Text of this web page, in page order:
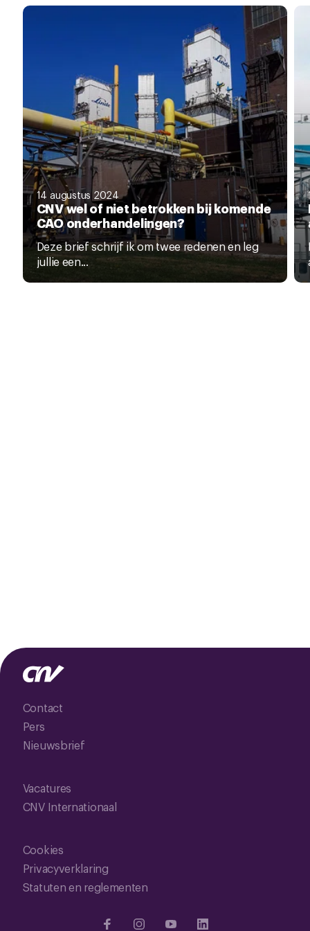
14 augustus 2024
CNV wel of niet betrokken bij komende
CAO onderhandelingen?
Deze brief schrijf ik om twee redenen en leg
jullie een...
Contact
Pers
Nieuwsbrief
Vacatures
CNV Internationaal
Cookies
Privacyverklaring
Statuten en reglementen